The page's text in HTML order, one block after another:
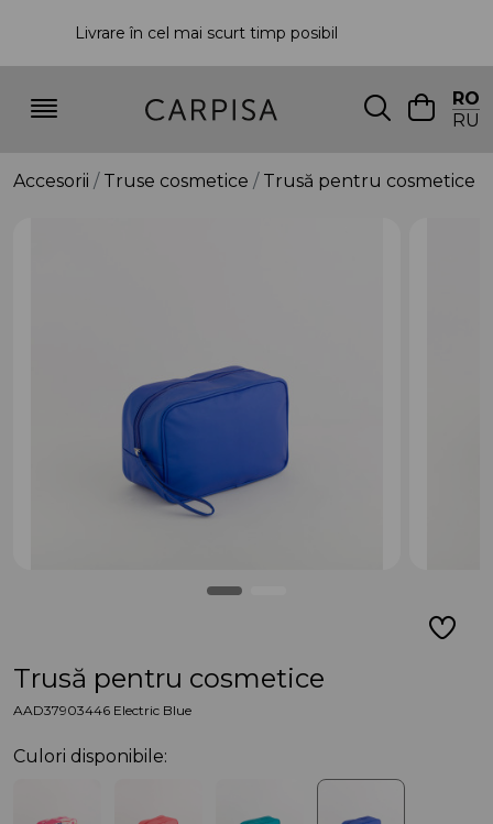
Livrare în cel mai scurt timp posibil
RO
RU
Accesorii Truse cosmetice Trusă pentru cosmetice
Trusă pentru cosmetice
AAD37903446 Electric Blue
Culori disponibile: